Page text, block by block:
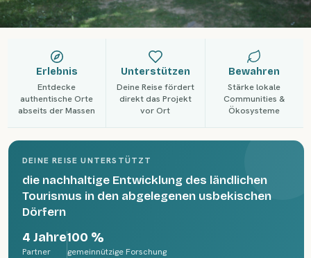
Erlebnis
Entdecke
authentische Orte
abseits der Massen
Unterstützen
Deine Reise fördert
direkt das Projekt
vor Ort
Bewahren
Stärke lokale
Communities &
Ökosysteme
DEINE REISE UNTERSTÜTZT
die nachhaltige Entwicklung des ländlichen
Tourismus in den abgelegenen usbekischen
Dörfern
4 Jahre
Partner
100 %
gemeinnützige Forschung